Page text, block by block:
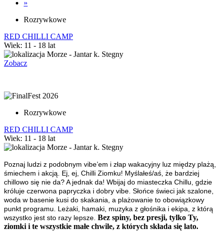
»
Rozrywkowe
RED CHILLI CAMP
Wiek: 11 - 18 lat
Morze - Jantar k. Stegny
Zobacz
Rozrywkowe
RED CHILLI CAMP
Wiek: 11 - 18 lat
Morze - Jantar k. Stegny
Poznaj ludzi z podobnym vibe’em i złap wakacyjny luz między plażą,
śmiechem i akcją. Ej, ej, Chilli Ziomku! Myślałeś/aś, że bardziej
chillowo się nie da? A jednak da! Wbijaj do miasteczka Chillu, gdzie
króluje czerwona papryczka i dobry vibe. Słońce świeci jak szalone,
woda w basenie kusi do skakania, a plażowanie to obowiązkowy
punkt programu. Leżaki, hamaki, muzyka z głośnika i ekipa, z którą
wszystko jest sto razy lepsze. Bez spiny, bez presji, tylko Ty,
ziomki i te wszystkie małe chwile, z których składa się lato.